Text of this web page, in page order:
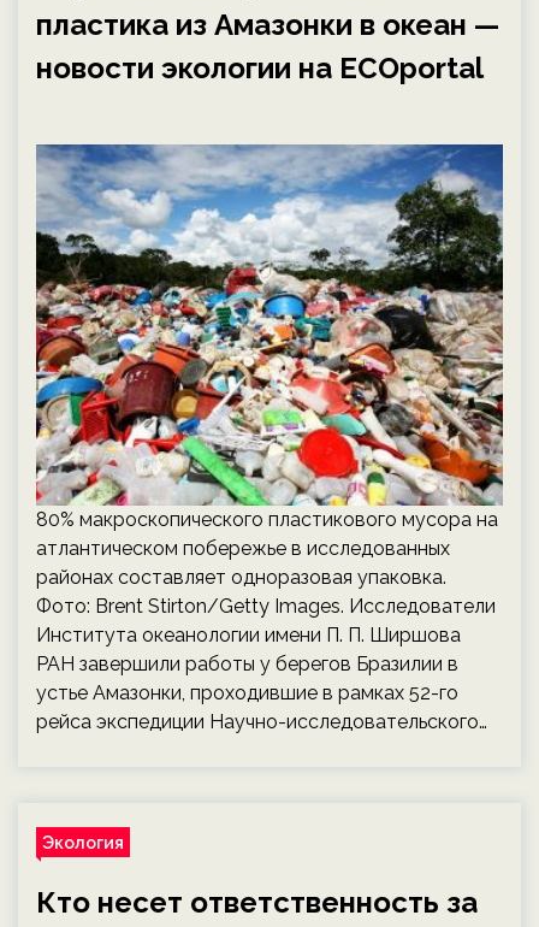
пластика из Амазонки в океан —
новости экологии на ECOportal
80% макроскопического пластикового мусора на
атлантическом побережье в исследованных
районах составляет одноразовая упаковка.
Фото: Brent Stirton/Getty Images. Исследователи
Института океанологии имени П. П. Ширшова
РАН завершили работы у берегов Бразилии в
устье Амазонки, проходившие в рамках 52-го
рейса экспедиции Научно-исследовательского…
Экология
Кто несет ответственность за